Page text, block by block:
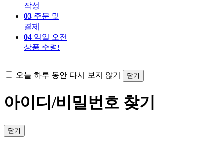
작성
03 주문 및
결제
04 익일 오전
상품 수령!
오늘 하루 동안 다시 보지 않기 닫기
아이디/비밀번호 찾기
닫기